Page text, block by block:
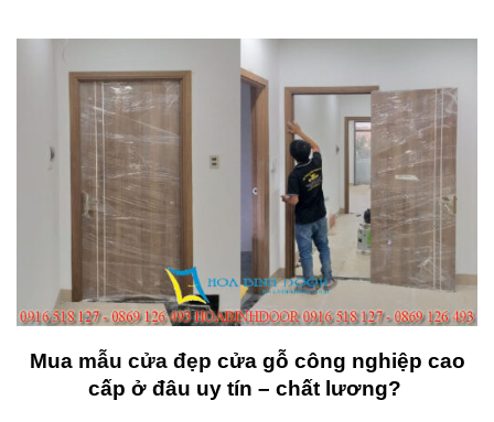
Mua mẫu cửa đẹp cửa gỗ công nghiệp cao
cấp ở đâu uy tín – chất lương?